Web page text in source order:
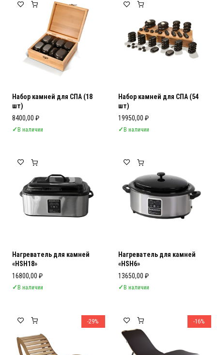
Набор камней для СПА (18
шт)
8400,00 ₽
✓В наличии
Набор камней для СПА (54
шт)
19950,00 ₽
✓В наличии
Нагреватель для камней
«HSH18»
16800,00 ₽
✓В наличии
Нагреватель для камней
«HSH6»
13650,00 ₽
✓В наличии
-29% -16%